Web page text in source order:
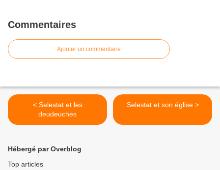
Commentaires
Ajouter un commentaire
< Selestat et les
deudeuches
Selestat et son église >
Hébergé par Overblog
Top articles